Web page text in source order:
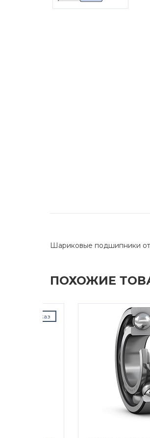
Шариковые подшипники
ПОХОЖИЕ
Под